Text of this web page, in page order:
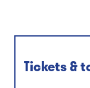
Tickets &